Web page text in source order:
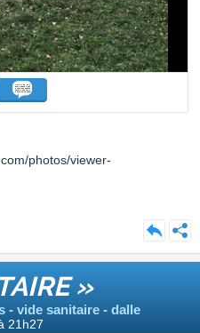
photos/viewer-
»
- vide sanitaire - dalle
21h27